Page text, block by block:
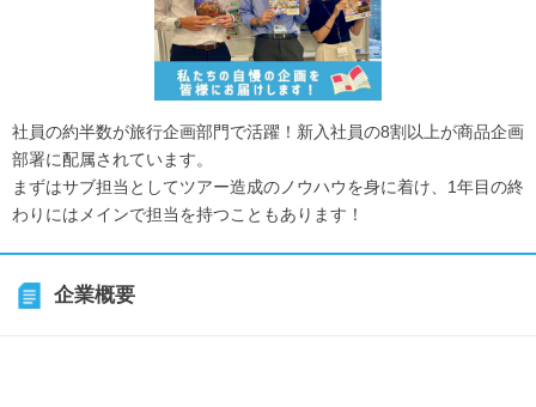
社員の約半数が旅行企画部門で活躍！新入社員の8割以上が商品企画
部署に配属されています。
まずはサブ担当としてツアー造成のノウハウを身に着け、1年目の終
わりにはメインで担当を持つこともあります！
企業概要